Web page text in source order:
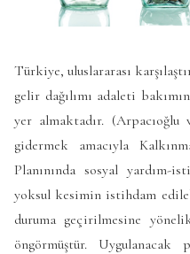
Türkiye, uluslararası
gelir dağılımı adaleti
yer almaktadır. (Arpacıoğlu
gidermek amacıyla
Planınında sosyal yardım-
yoksul kesimin istihdam
duruma geçirilmesine
öngörmüştür. Uygulanacak